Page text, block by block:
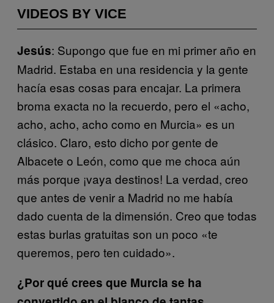
VIDEOS BY VICE
Jesús: Supongo que fue en mi primer año en
Madrid. Estaba en una residencia y la gente
hacía esas cosas para encajar. La primera
broma exacta no la recuerdo, pero el «acho,
acho, acho, acho como en Murcia» es un
clásico. Claro, esto dicho por gente de
Albacete o León, como que me choca aún
más porque ¡vaya destinos! La verdad, creo
que antes de venir a Madrid no me había
dado cuenta de la dimensión. Creo que todas
estas burlas gratuitas son un poco «te
queremos, pero ten cuidado».
¿Por qué crees que Murcia se ha